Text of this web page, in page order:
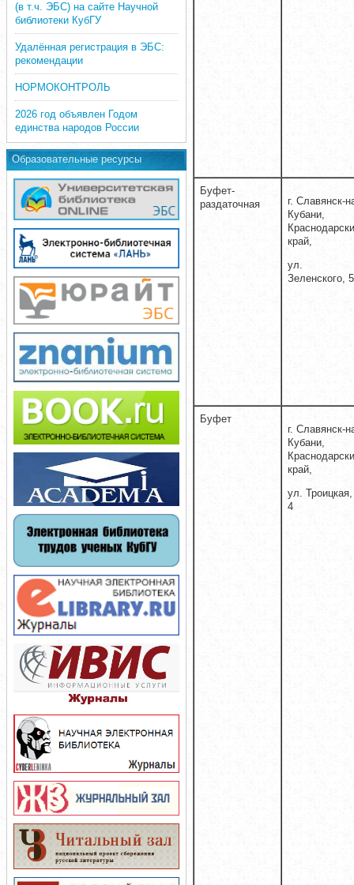
(в т.ч. ЭБС) на сайте Научной
библиотеки КубГУ
Удалённая регистрация в ЭБС:
рекомендации
НОРМОКОНТРОЛЬ
2026 год объявлен Годом
единства народов России
Образовательные ресурсы
Буфет-
раздаточная
г. Славянск-
Кубани,
край,
ул.
Зеленского, 5
Буфет
г. Славянск-
Кубани,
край,
ул. Троицкая,
4